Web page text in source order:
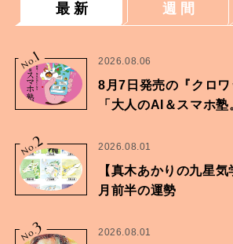
最 新 週 間
No.
1 2026.08.06
8月7日発売の『クロ
「大人のAI＆スマホ塾
No.2 2026.08.01
【真木あかりの九星
月前半の運勢
No.
3 2026.08.01